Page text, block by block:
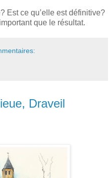
Est ce qu’elle est définitive?
que le résultat.
Draveil